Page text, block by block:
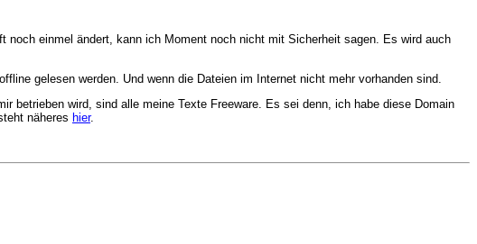
noch einmel ändert, kann ich Moment noch nicht mit Sicherheit sagen. Es wird auch
gelesen werden. Und wenn die Dateien im Internet nicht mehr vorhanden sind.
betrieben wird, sind alle meine Texte Freeware. Es sei denn, ich habe diese Domain
näheres hier.